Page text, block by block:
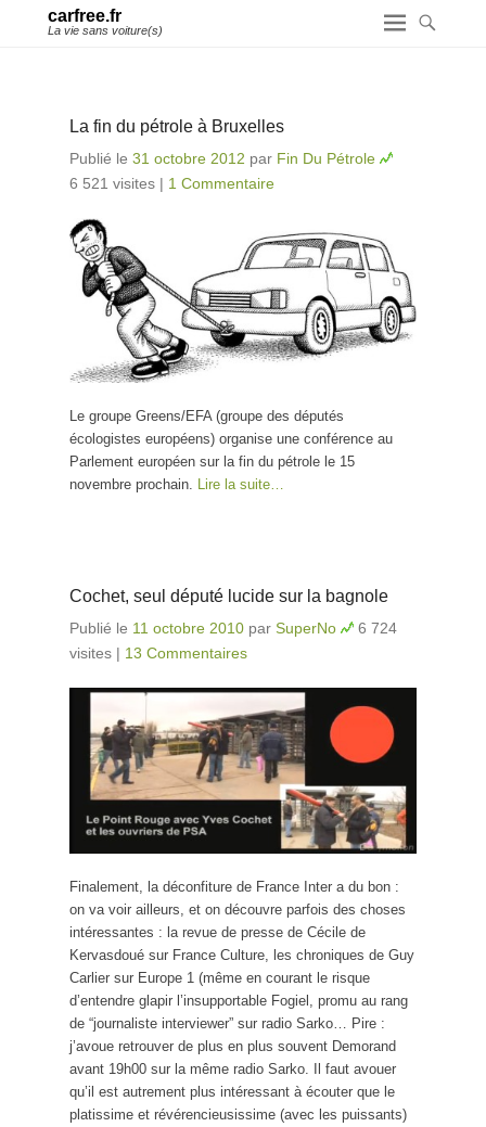
carfree.fr
La vie sans voiture(s)
La fin du pétrole à Bruxelles
Publié le 31 octobre 2012 par Fin Du Pétrole
6 521 visites | 1 Commentaire
Le groupe Greens/EFA (groupe des députés
écologistes européens) organise une conférence au
Parlement européen sur la fin du pétrole le 15
novembre prochain. Lire la suite…
Cochet, seul député lucide sur la bagnole
Publié le 11 octobre 2010 par SuperNo
6 724
visites | 13 Commentaires
Finalement, la déconfiture de France Inter a du bon :
on va voir ailleurs, et on découvre parfois des choses
intéressantes : la revue de presse de Cécile de
Kervasdoué sur France Culture, les chroniques de Guy
Carlier sur Europe 1 (même en courant le risque
d’entendre glapir l’insupportable Fogiel, promu au rang
de “journaliste interviewer” sur radio Sarko… Pire :
j’avoue retrouver de plus en plus souvent Demorand
avant 19h00 sur la même radio Sarko. Il faut avouer
qu’il est autrement plus intéressant à écouter que le
platissime et révérencieusissime (avec les puissants)